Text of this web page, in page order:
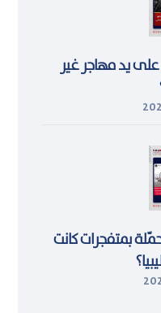
يد مهاجر غير
بمتفجرات كانت